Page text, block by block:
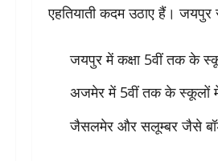
एहतियाती कदम उठाए हैं।
जयपुर में कक्षा 5वीं तक के
अजमेर में 5वीं तक के स्कूलों में
जैसलमेर और सलूम्बर जैसे